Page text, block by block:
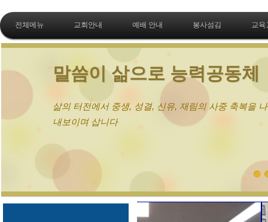
전체메뉴 교회안내 예배 안내 봉사섬김 교육
말씀이 삶으로 능력공동체
삶의 터전에서 중생, 성결, 신유, 재림의 사중 축복을
내보이며 삽니다